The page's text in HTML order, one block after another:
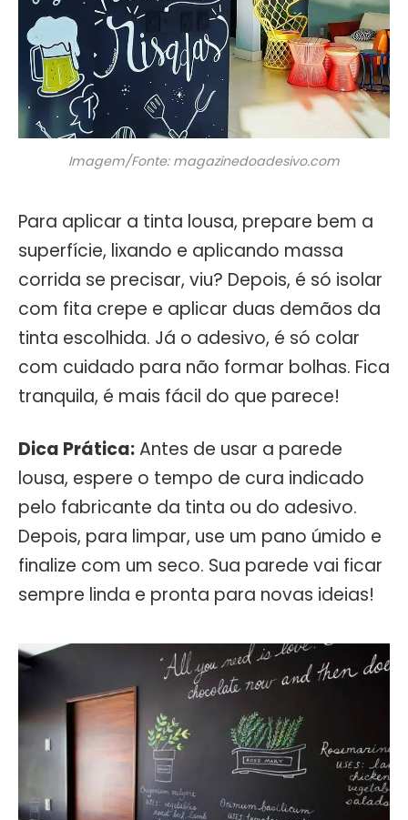
Imagem/Fonte: magazinedoadesivo.com
Para aplicar a tinta lousa, prepare bem a
superfície, lixando e aplicando massa
corrida se precisar, viu? Depois, é só isolar
com fita crepe e aplicar duas demãos da
tinta escolhida. Já o adesivo, é só colar
com cuidado para não formar bolhas. Fica
tranquila, é mais fácil do que parece!
Dica Prática:Antes de usar a parede
lousa, espere o tempo de cura indicado
pelo fabricante da tinta ou do adesivo.
Depois, para limpar, use um pano úmido e
finalize com um seco. Sua parede vai ficar
sempre linda e pronta para novas ideias!